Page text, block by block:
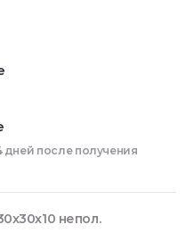
дней после получения
непол.